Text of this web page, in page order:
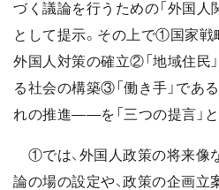
づく議論を行うための「外国人
として提示。その上で①国家戦
外国人対策の確立②「地域住民
る社会の構築③「働き手」であ
れの推進――を「三つの提言」と
①では、外国人政策の将来像
論の場の設定や、政策の企画立